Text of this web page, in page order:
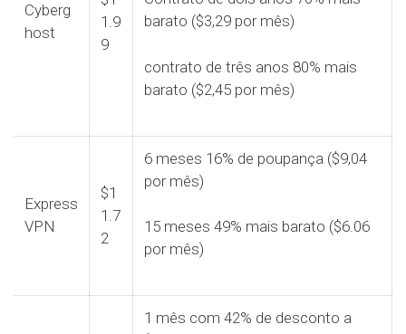
Cyberg
host
1.9
9
barato ($3,29 por mês)
contrato de três anos 80% mais
barato ($2,45 por mês)
Express
VPN
$1
1.7
2
6 meses 16% de poupança ($9,04
por mês)
15 meses 49% mais barato ($6.06
por mês)
1 mês com 42% de desconto a